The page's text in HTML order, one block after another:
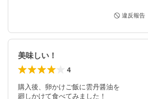
違反報告
美味しい！
4
購入後、卵かけご飯に雲丹醤油を
廻しかけて食べてみました！